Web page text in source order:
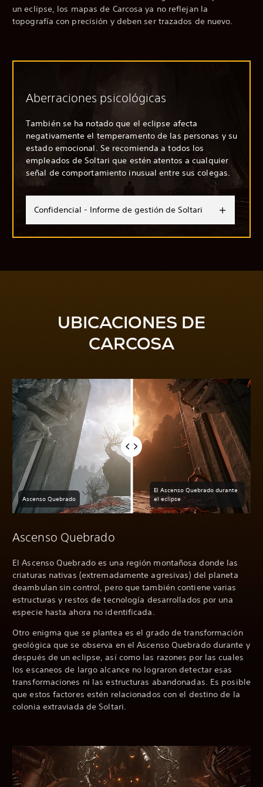
un eclipse, los mapas de Carcosa ya no reflejan la
topografía con precisión y deben ser trazados de nuevo.
Aberraciones psicológicas
También se ha notado que el eclipse afecta
negativamente el temperamento de las personas y su
estado emocional. Se recomienda a todos los
empleados de Soltari que estén atentos a cualquier
señal de comportamiento inusual entre sus colegas.
Confidencial - Informe de gestión de Soltari
UBICACIONES DE
CARCOSA
Ascenso Quebrado
El Ascenso Quebrado durante
el eclipse
Ascenso Quebrado
El Ascenso Quebrado es una región montañosa donde las
criaturas nativas (extremadamente agresivas) del planeta
deambulan sin control, pero que también contiene varias
estructuras y restos de tecnología desarrollados por una
especie hasta ahora no identificada.
Otro enigma que se plantea es el grado de transformación
geológica que se observa en el Ascenso Quebrado durante y
después de un eclipse, así como las razones por las cuales
los escaneos de largo alcance no lograron detectar esas
transformaciones ni las estructuras abandonadas. Es posible
que estos factores estén relacionados con el destino de la
colonia extraviada de Soltari.